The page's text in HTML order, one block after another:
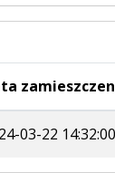
03-22 14:32:00